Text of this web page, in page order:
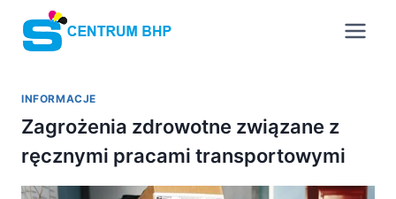
Przejdź
INFORMACJE
Zagrożenia zdrowotne związane z
ręcznymi pracami transportowymi